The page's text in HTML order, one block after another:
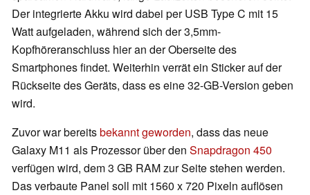
Der integrierte Akku wird dabei per USB Type C mit 15
Watt aufgeladen, während sich der 3,5mm-
Kopfhöreranschluss hier an der Oberseite des
Smartphones findet. Weiterhin verrät ein Sticker auf der
Rückseite des Geräts, dass es eine 32-GB-Version geben
wird.
Zuvor war bereitsbekannt geworden, dass das neue
Galaxy M11 als Prozessor über den Snapdragon 450
verfügen wird, dem 3 GB RAM zur Seite stehen werden.
Das verbaute Panel soll mit 1560 x 720 Pixeln auflösen